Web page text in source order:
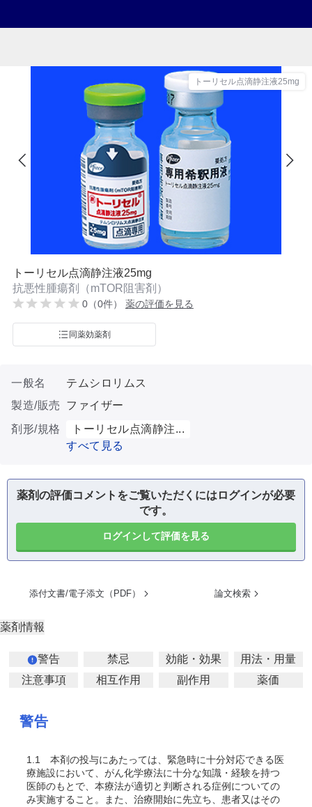
トーリセル点滴静注液25mg
トーリセル点滴静注液25mg
抗悪性腫瘍剤（mTOR阻害剤）
0（0件） 薬の評価を見る
同薬効薬剤
一般名
テムシロリムス
製造/販売
ファイザー
剤形/規格
トーリセル点滴静注...
すべて見る
薬剤の評価コメントをご覧いただくにはログインが必要
です。
ログインして評価を見る
添付文書/電子添文（PDF） 論文検索
薬剤情報
警告 禁忌 効能・効果
用法・用量
注意事項
相互作用 副作用 薬価
警告
1.1
本剤の投与にあたっては、緊急時に十分対応できる医
療施設において、がん化学療法に十分な知識・経験を持つ
医師のもとで、本療法が適切と判断される症例についての
み実施すること。また、治療開始に先立ち、患者又はその